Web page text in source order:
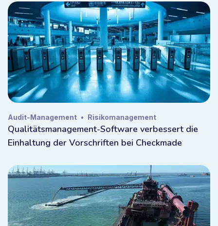
Audit-Management • Risikomanagement
Qualitätsmanagement-Software verbessert die
Einhaltung der Vorschriften bei Checkmade